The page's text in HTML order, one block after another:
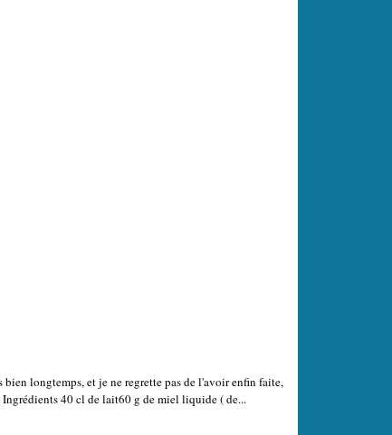
longtemps, et je ne regrette pas de l'avoir enfin faite,
40 cl de lait60 g de miel liquide ( de...